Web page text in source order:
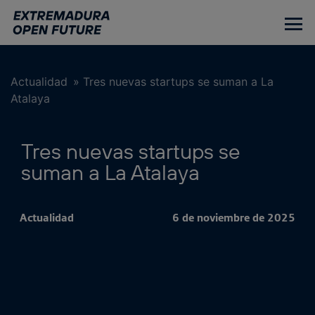
contenido
Actualidad » Tres nuevas startups se suman a La
Atalaya
Tres nuevas startups se
suman a La Atalaya
Actualidad 6 de noviembre de 2025